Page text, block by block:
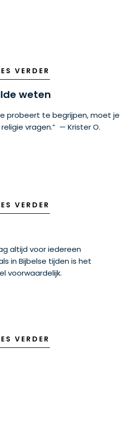
VERDER
weten
probeert te begrijpen, moet je
vragen.” — Krister O.
VERDER
altijd voor iedereen
in Bijbelse tijden is het
voorwaardelijk.
VERDER